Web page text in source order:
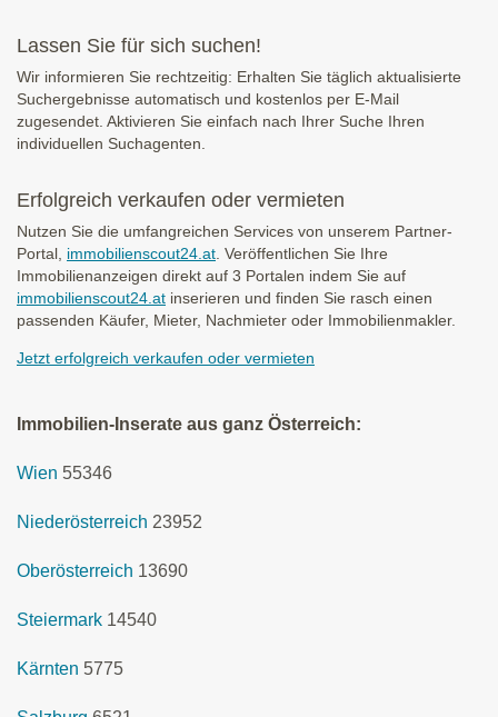
Lassen Sie für sich suchen!
Wir informieren Sie rechtzeitig: Erhalten Sie täglich aktualisierte
Suchergebnisse automatisch und kostenlos per E-Mail
zugesendet. Aktivieren Sie einfach nach Ihrer Suche Ihren
individuellen Suchagenten.
Erfolgreich verkaufen oder vermieten
Nutzen Sie die umfangreichen Services von unserem Partner-
Portal, immobilienscout24.at. Veröffentlichen Sie Ihre
Immobilienanzeigen direkt auf 3 Portalen indem Sie auf
immobilienscout24.at inserieren und finden Sie rasch einen
passenden Käufer, Mieter, Nachmieter oder Immobilienmakler.
Jetzt erfolgreich verkaufen oder vermieten
Immobilien-Inserate aus ganz Österreich:
Wien 55346
Niederösterreich 23952
Oberösterreich 13690
Steiermark 14540
Kärnten 5775